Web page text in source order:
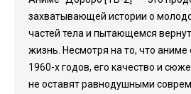
захватывающей истории о
частей тела и пытающемся
жизнь. Несмотря на то, что аниме
1960-х годов, его качество и
не оставят равнодушными